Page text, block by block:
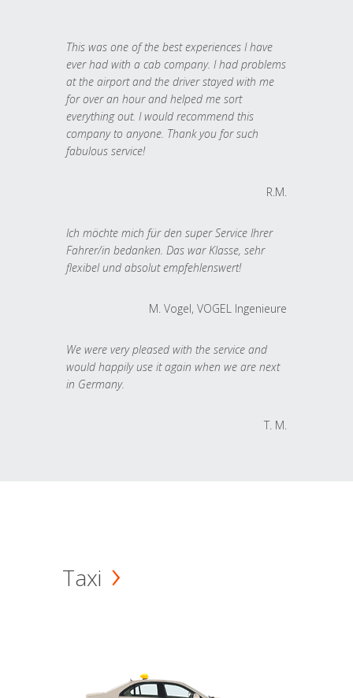
This was one of the best experiences I have
ever had with a cab company. I had problems
at the airport and the driver stayed with me
for over an hour and helped me sort
everything out. I would recommend this
company to anyone. Thank you for such
fabulous service!
R.M.
Ich möchte mich für den super Service Ihrer
Fahrer/in bedanken. Das war Klasse, sehr
flexibel und absolut empfehlenswert!
M. Vogel, VOGEL Ingenieure
We were very pleased with the service and
would happily use it again when we are next
in Germany.
T. M.
Taxi